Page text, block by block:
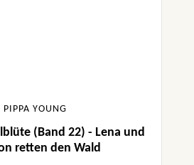
PIPPA YOUNG
(Band 22) - Lena und
retten den Wald